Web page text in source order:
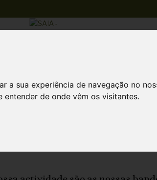
a sua experiência de navegação no
de onde vêm os visitantes.